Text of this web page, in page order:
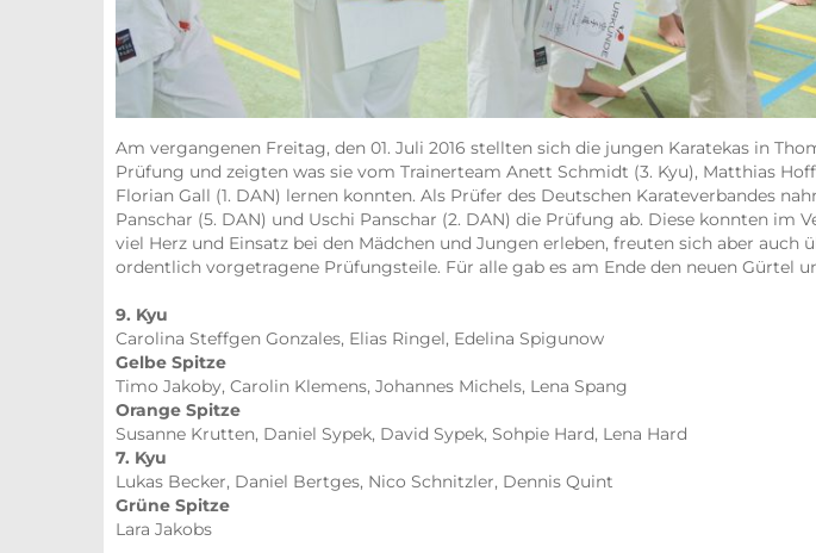
Am vergangenen Freitag, den 01. Juli 2016 stellten sich die jungen Karatekas in
Prüfung und zeigten was sie vom Trainerteam Anett Schmidt (3. Kyu), Matthias
Florian Gall (1. DAN) lernen konnten. Als Prüfer des Deutschen Karateverbandes
Panschar (5. DAN) und Uschi Panschar (2. DAN) die Prüfung ab. Diese konnten im
viel Herz und Einsatz bei den Mädchen und Jungen erleben, freuten sich aber auch
ordentlich vorgetragene Prüfungsteile. Für alle gab es am Ende den neuen Gürtel
9. Kyu
Carolina Steffgen Gonzales, Elias Ringel, Edelina Spigunow
Gelbe Spitze
Timo Jakoby, Carolin Klemens, Johannes Michels, Lena Spang
Orange Spitze
Susanne Krutten, Daniel Sypek, David Sypek, Sohpie Hard, Lena Hard
7. Kyu
Lukas Becker, Daniel Bertges, Nico Schnitzler, Dennis Quint
Grüne Spitze
Lara Jakobs